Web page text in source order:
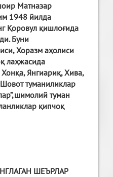
Матназар
1948 йилда
Қоровул қишлоғида
Буни
Хоразм аҳолиси
лаҳжасида
Янгиариқ, Хива,
туманиликлар
туман
қипчоқ
ШЕЪРЛАР